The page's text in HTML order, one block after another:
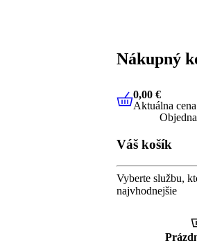
Nákupný
0,00 €
0,00 €
Aktuálna
Váš košík
Vyberte službu,
najvhodnejšie